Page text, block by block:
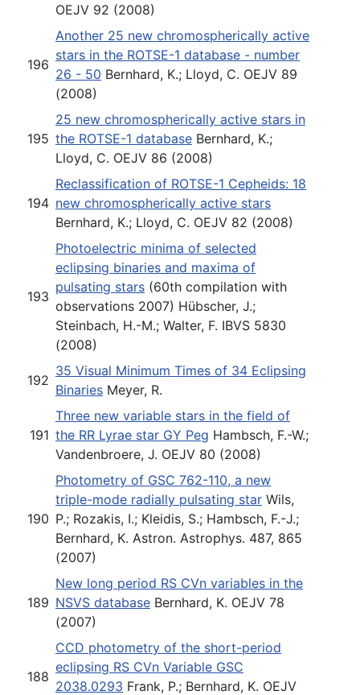
OEJV 92 (2008)
196
Another 25 new chromospherically active
stars in the ROTSE-1 database - number
26 - 50 Bernhard, K.; Lloyd, C. OEJV 89
(2008)
195
25 new chromospherically active stars in
the ROTSE-1 database Bernhard, K.;
Lloyd, C. OEJV 86 (2008)
194
Reclassification of ROTSE-1 Cepheids: 18
new chromospherically active stars
Bernhard, K.; Lloyd, C. OEJV 82 (2008)
193
Photoelectric minima of selected
eclipsing binaries and maxima of
pulsating stars (60th compilation with
observations 2007) Hübscher, J.;
Steinbach, H.-M.; Walter, F. IBVS 5830
(2008)
192
35 Visual Minimum Times of 34 Eclipsing
Binaries Meyer, R.
191
Three new variable stars in the field of
the RR Lyrae star GY Peg Hambsch, F.-W.;
Vandenbroere, J. OEJV 80 (2008)
190
Photometry of GSC 762-110, a new
triple-mode radially pulsating star Wils,
P.; Rozakis, I.; Kleidis, S.; Hambsch, F.-J.;
Bernhard, K. Astron. Astrophys. 487, 865
(2007)
189
New long period RS CVn variables in the
NSVS database Bernhard, K. OEJV 78
(2007)
188
CCD photometry of the short-period
eclipsing RS CVn Variable GSC
2038.0293 Frank, P.; Bernhard, K. OEJV